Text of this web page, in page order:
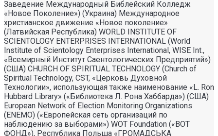
Заведение Международный Библейский Колледж
«Новое Поколение») (Украина) Международное
христианское движение «Новое поколение»
(Латвийская Республика) WORLD INSTITUTE OF
SCIENTOLOGY ENTERPRISES INTERNATIONAL (World
Institute of Scientology Enterprises International, WISE Int.,
«Всемирный Институт Саентологических Предприятий»)
(США) CHURCH OF SPIRITUAL TECHNOLOGY (Church of
Spiritual Technology, CST, «Церковь Духовной
Технологии», использующая также наименование «L. Ron
Hubbard Library» («Библиотека Л. Рона Хаббарда») (США)
European Network of Election Monitoring Organizations
(ENEMO) («Европейская сеть организаций по
наблюдению за выборами») WOT Foundation («ВОТ
ФОНД»), Республика Польша «ГРОМАДСЬКА